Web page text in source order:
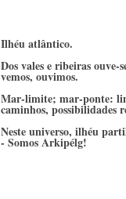
Ilhéu atlântico.
Dos vales e ribeiras ouve-
vemos, ouvimos.
Mar-limite; mar-ponte:
caminhos, possibilidades
Neste universo, ilhéu
- Somos Arkipélg!